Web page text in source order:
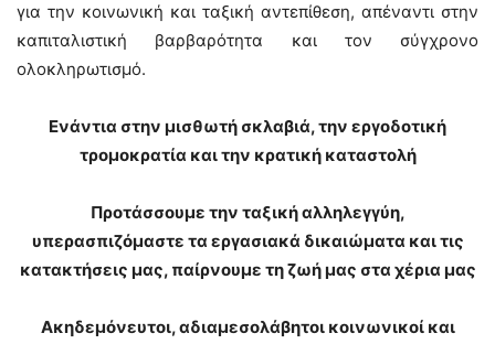
για την κοινωνική και ταξική αντεπίθεση, απέναντι στην
καπιταλιστική βαρβαρότητα και τον σύγχρονο
ολοκληρωτισμό.
Ενάντια στην μισθωτή σκλαβιά, την εργοδοτική
τρομοκρατία και την κρατική καταστολή
Προτάσσουμε την ταξική αλληλεγγύη,
υπερασπιζόμαστε τα εργασιακά δικαιώματα και τις
κατακτήσεις μας, παίρνουμε τη ζωή μας στα χέρια μας
Ακηδεμόνευτοι, αδιαμεσολάβητοι κοινωνικοί και